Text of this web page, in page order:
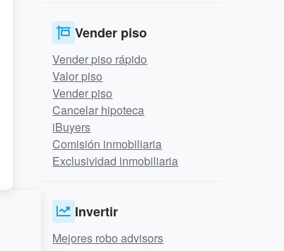
Vender piso
Vender piso rápido
Valor piso
Vender piso
Cancelar hipoteca
iBuyers
Comisión inmobiliaria
Exclusividad inmobiliaria
Invertir
Mejores robo advisors